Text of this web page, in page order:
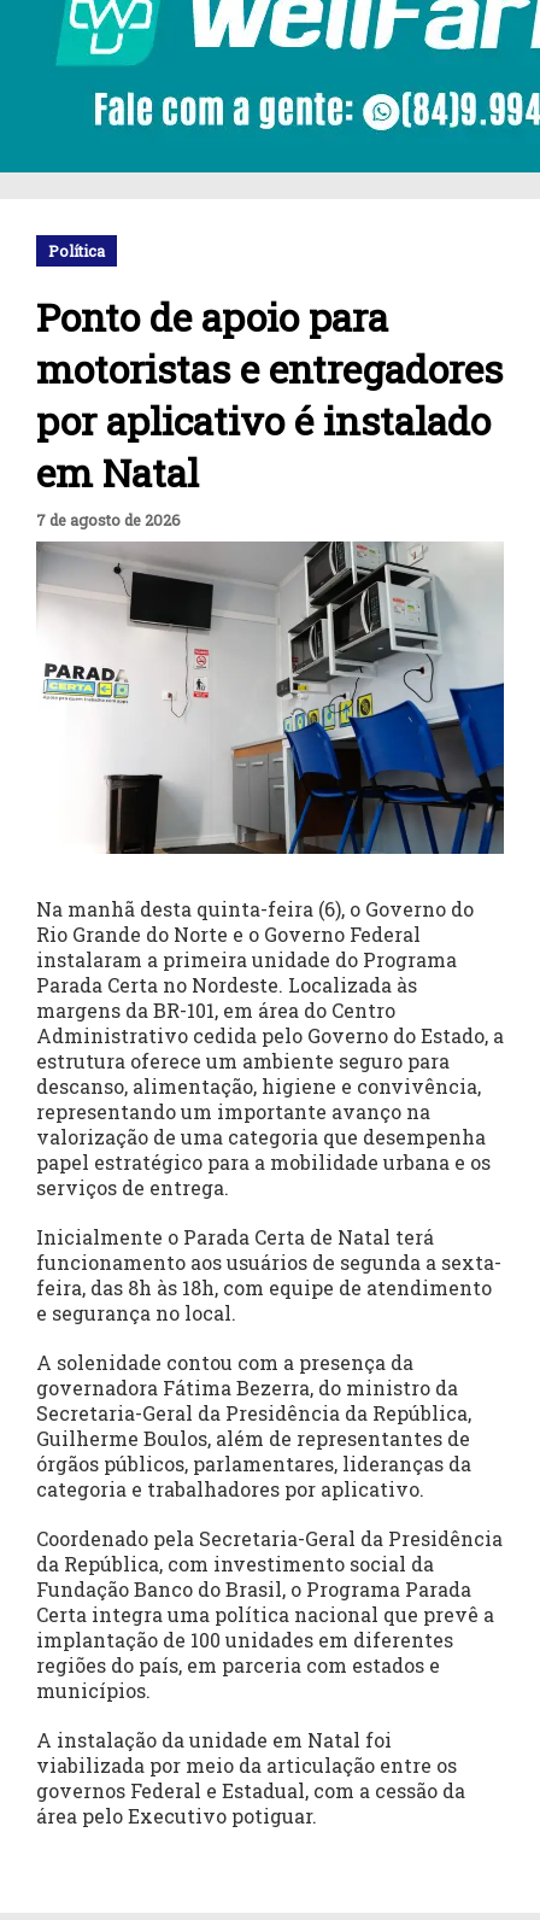
Política
Ponto de apoio para
motoristas e entregadores
por aplicativo é instalado
em Natal
7 de agosto de 2026
Na manhã desta quinta-feira (6), o Governo do
Rio Grande do Norte e o Governo Federal
instalaram a primeira unidade do Programa
Parada Certa no Nordeste. Localizada às
margens da BR-101, em área do Centro
Administrativo cedida pelo Governo do Estado, a
estrutura oferece um ambiente seguro para
descanso, alimentação, higiene e convivência,
representando um importante avanço na
valorização de uma categoria que desempenha
papel estratégico para a mobilidade urbana e os
serviços de entrega.
Inicialmente o Parada Certa de Natal terá
funcionamento aos usuários de segunda a sexta-
feira, das 8h às 18h, com equipe de atendimento
e segurança no local.
A solenidade contou com a presença da
governadora Fátima Bezerra, do ministro da
Secretaria-Geral da Presidência da República,
Guilherme Boulos, além de representantes de
órgãos públicos, parlamentares, lideranças da
categoria e trabalhadores por aplicativo.
Coordenado pela Secretaria-Geral da Presidência
da República, com investimento social da
Fundação Banco do Brasil, o Programa Parada
Certa integra uma política nacional que prevê a
implantação de 100 unidades em diferentes
regiões do país, em parceria com estados e
municípios.
A instalação da unidade em Natal foi
viabilizada por meio da articulação entre os
governos Federal e Estadual, com a cessão da
área pelo Executivo potiguar.